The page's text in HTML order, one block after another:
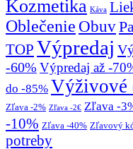
Kozmetika Káva
Oblečenie Obuv
TOP Výpredaj
-60% Výpredaj až -
do -85% Výživové
Zľava -2% Zľava -2€ Zľava -
-10% Zľava -40% Zľavový
potreby